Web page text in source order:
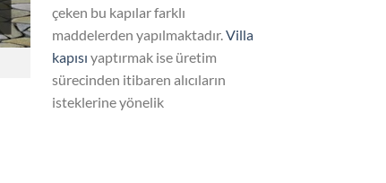
çeken bu kapılar farklı
maddelerden yapılmaktadır.Villa
kapısı yaptırmak ise üretim
sürecinden itibaren alıcıların
isteklerine yönelik